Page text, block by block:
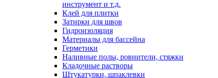
инструмент и т.д.
Клей для плитки
Затирки для швов
Гидроизоляция
Материалы для бассейна
Герметики
Наливные полы, ровнители, стяжки
Кладочные растворы
Штукатурки, шпаклевки